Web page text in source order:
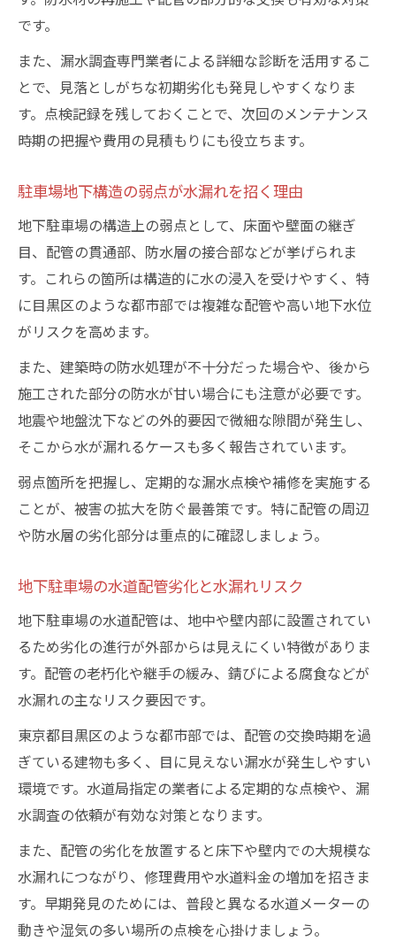
です。
また、漏水調査専門業者による詳細な診断を活用するこ
とで、見落としがちな初期劣化も発見しやすくなりま
す。点検記録を残しておくことで、次回のメンテナンス
時期の把握や費用の見積もりにも役立ちます。
駐車場地下構造の弱点が水漏れを招く理由
地下駐車場の構造上の弱点として、床面や壁面の継ぎ
目、配管の貫通部、防水層の接合部などが挙げられま
す。これらの箇所は構造的に水の浸入を受けやすく、特
に目黒区のような都市部では複雑な配管や高い地下水位
がリスクを高めます。
また、建築時の防水処理が不十分だった場合や、後から
施工された部分の防水が甘い場合にも注意が必要です。
地震や地盤沈下などの外的要因で微細な隙間が発生し、
そこから水が漏れるケースも多く報告されています。
弱点箇所を把握し、定期的な漏水点検や補修を実施する
ことが、被害の拡大を防ぐ最善策です。特に配管の周辺
や防水層の劣化部分は重点的に確認しましょう。
地下駐車場の水道配管劣化と水漏れリスク
地下駐車場の水道配管は、地中や壁内部に設置されてい
るため劣化の進行が外部からは見えにくい特徴がありま
す。配管の老朽化や継手の緩み、錆びによる腐食などが
水漏れの主なリスク要因です。
東京都目黒区のような都市部では、配管の交換時期を過
ぎている建物も多く、目に見えない漏水が発生しやすい
環境です。水道局指定の業者による定期的な点検や、漏
水調査の依頼が有効な対策となります。
また、配管の劣化を放置すると床下や壁内での大規模な
水漏れにつながり、修理費用や水道料金の増加を招きま
す。早期発見のためには、普段と異なる水道メーターの
動きや湿気の多い場所の点検を心掛けましょう。